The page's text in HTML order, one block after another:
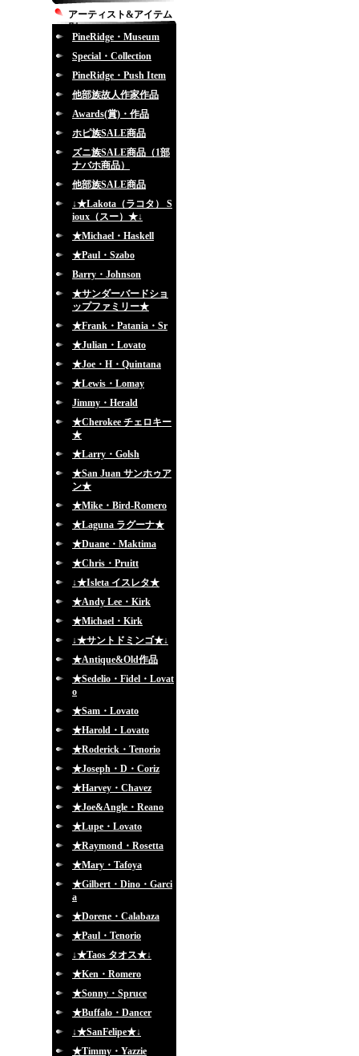
アーティスト&アイテム
別
PineRidge・Museum
Special・Collection
PineRidge・Push Item
他部族故人作家作品
Awards(賞)・作品
ホピ族SALE商品
ズニ族SALE商品（1部
ナバホ商品）
他部族SALE商品
↓★Lakota（ラコタ） S
ioux（スー）★↓
★Michael・Haskell
★Paul・Szabo
Barry・Johnson
★サンダーバードショ
ップファミリー★
★Frank・Patania・Sr
★Julian・Lovato
★Joe・H・Quintana
★Lewis・Lomay
Jimmy・Herald
★Cherokee チェロキー
★
★Larry・Golsh
★San Juan サンホゥア
ン★
★Mike・Bird-Romero
★Laguna ラグーナ★
★Duane・Maktima
★Chris・Pruitt
↓★Isleta イスレタ★
★Andy Lee・Kirk
★Michael・Kirk
↓★サントドミンゴ★↓
★Antique&Old作品
★Sedelio・Fidel・Lovat
o
★Sam・Lovato
★Harold・Lovato
★Roderick・Tenorio
★Joseph・D・Coriz
★Harvey・Chavez
★Joe&Angle・Reano
★Lupe・Lovato
★Raymond・Rosetta
★Mary・Tafoya
★Gilbert・Dino・Garci
a
★Dorene・Calabaza
★Paul・Tenorio
↓★Taos タオス★↓
★Ken・Romero
★Sonny・Spruce
★Buffalo・Dancer
↓★SanFelipe★↓
★Timmy・Yazzie